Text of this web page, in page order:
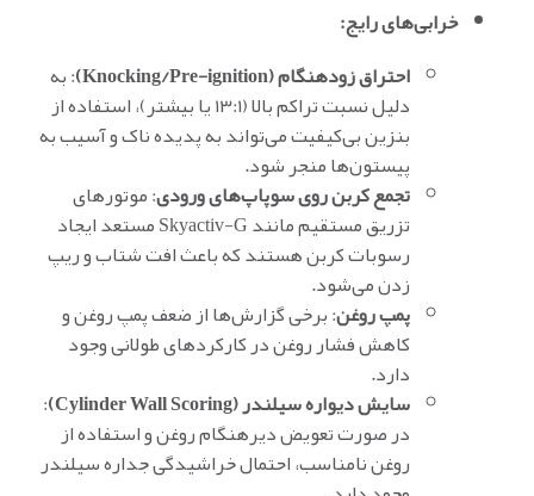
خرابی‌های رایج:
احتراق زودهنگام (Knocking/Pre-ignition)
: به
دلیل نسبت تراکم بالا (۱۳:۱ یا بیشتر)، استفاده از
بنزین بی‌کیفیت می‌تواند به پدیده ناک و آسیب به
پیستون‌ها منجر شود.
تجمع کربن روی سوپاپ‌های ورودی: موتورهای
تزریق مستقیم مانند Skyactiv-G مستعد ایجاد
رسوبات کربن هستند که باعث افت شتاب و ریپ
زدن می‌شود.
پمپ روغن: برخی گزارش‌ها از ضعف پمپ روغن و
کاهش فشار روغن در کارکردهای طولانی وجود
دارد.
سایش دیواره سیلندر (Cylinder Wall Scoring) :
در صورت تعویض دیرهنگام روغن و استفاده از
روغن نامناسب، احتمال خراشیدگی جداره سیلندر